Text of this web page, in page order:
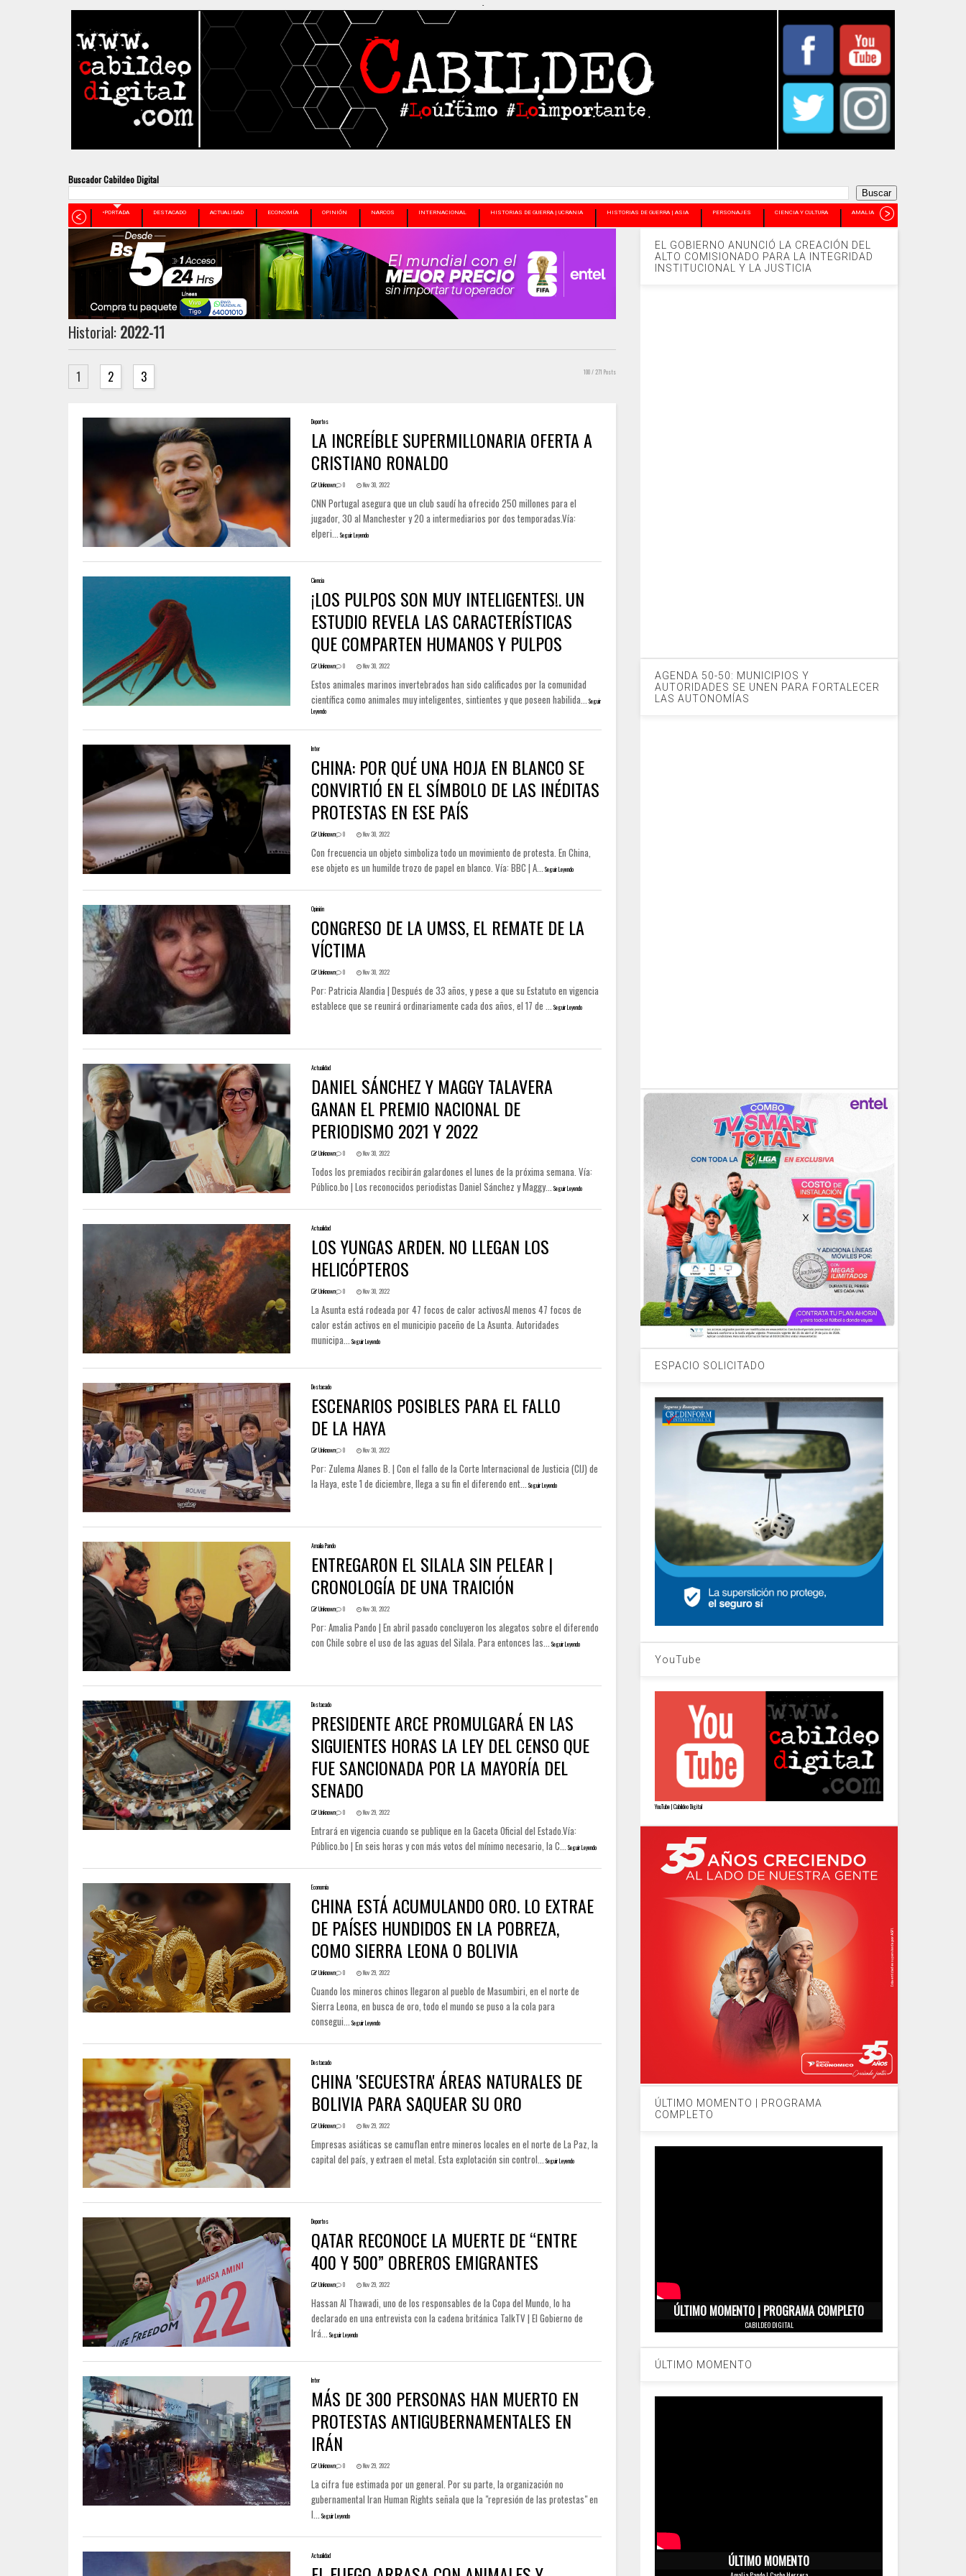
-
Buscador Cabildeo Digital
•PORTADA DESTACADO ACTUALIDAD ECONOMÍA OPINIÓN NARCOS INTERNACIONAL HISTORIAS DE GUERRA | UCRANIA HISTORIAS DE GUERRA | ASIA PERSONAJES CIENCIA Y CULTURA AMALIA PANDO
Historial: 2022-11
1 2 3 100/ 271 Posts
Deportes
LA INCREÍBLE SUPERMILLONARIA OFERTA A
CRISTIANO RONALDO
Unknown 0 Nov 30, 2022
CNN Portugal asegura que un club saudí ha ofrecido 250 millones para el
jugador, 30 al Manchester y 20 a intermediarios por dos temporadas.Vía:
elperi... Seguir Leyendo
Ciencia
¡LOS PULPOS SON MUY INTELIGENTES!. UN
ESTUDIO REVELA LAS CARACTERÍSTICAS
QUE COMPARTEN HUMANOS Y PULPOS
Unknown 0 Nov 30, 2022
Estos animales marinos invertebrados han sido calificados por la comunidad
científica como animales muy inteligentes, sintientes y que poseen habilida... Seguir
Leyendo
Inter
CHINA: POR QUÉ UNA HOJA EN BLANCO SE
CONVIRTIÓ EN EL SÍMBOLO DE LAS INÉDITAS
PROTESTAS EN ESE PAÍS
Unknown 0 Nov 30, 2022
Con frecuencia un objeto simboliza todo un movimiento de protesta. En China,
ese objeto es un humilde trozo de papel en blanco. Vía: BBC | A... Seguir Leyendo
Opinión
CONGRESO DE LA UMSS, EL REMATE DE LA
VÍCTIMA
Unknown 0 Nov 30, 2022
Por: Patricia Alandia | Después de 33 años, y pese a que su Estatuto en vigencia
establece que se reunirá ordinariamente cada dos años, el 17 de ... Seguir Leyendo
Actualidad
DANIEL SÁNCHEZ Y MAGGY TALAVERA
GANAN EL PREMIO NACIONAL DE
PERIODISMO 2021 Y 2022
Unknown 0 Nov 30, 2022
Todos los premiados recibirán galardones el lunes de la próxima semana. Vía:
Público.bo | Los reconocidos periodistas Daniel Sánchez y Maggy... Seguir Leyendo
Actualidad
LOS YUNGAS ARDEN. NO LLEGAN LOS
HELICÓPTEROS
Unknown 0 Nov 30, 2022
La Asunta está rodeada por 47 focos de calor activosAl menos 47 focos de
calor están activos en el municipio paceño de La Asunta. Autoridades
municipa... Seguir Leyendo
Destacado
ESCENARIOS POSIBLES PARA EL FALLO
DE LA HAYA
Unknown 0 Nov 30, 2022
Por: Zulema Alanes B. | Con el fallo de la Corte Internacional de Justicia (CIJ) de
la Haya, este 1 de diciembre, llega a su fin el diferendo ent... Seguir Leyendo
Amalia Pando
ENTREGARON EL SILALA SIN PELEAR |
CRONOLOGÍA DE UNA TRAICIÓN
Unknown 0 Nov 30, 2022
Por: Amalia Pando | En abril pasado concluyeron los alegatos sobre el diferendo
con Chile sobre el uso de las aguas del Silala. Para entonces las... Seguir Leyendo
Destacado
PRESIDENTE ARCE PROMULGARÁ EN LAS
SIGUIENTES HORAS LA LEY DEL CENSO QUE
FUE SANCIONADA POR LA MAYORÍA DEL
SENADO
Unknown 0 Nov 29, 2022
Entrará en vigencia cuando se publique en la Gaceta Oficial del Estado.Vía:
Público.bo | En seis horas y con más votos del mínimo necesario, la C... Seguir Leyendo
Economía
CHINA ESTÁ ACUMULANDO ORO. LO EXTRAE
DE PAÍSES HUNDIDOS EN LA POBREZA,
COMO SIERRA LEONA O BOLIVIA
Unknown 0 Nov 29, 2022
Cuando los mineros chinos llegaron al pueblo de Masumbiri, en el norte de
Sierra Leona, en busca de oro, todo el mundo se puso a la cola para
consegui... Seguir Leyendo
Destacado
CHINA 'SECUESTRA' ÁREAS NATURALES DE
BOLIVIA PARA SAQUEAR SU ORO
Unknown 0 Nov 29, 2022
Empresas asiáticas se camuflan entre mineros locales en el norte de La Paz, la
capital del país, y extraen el metal. Esta explotación sin control... Seguir Leyendo
Deportes
QATAR RECONOCE LA MUERTE DE “ENTRE
400 Y 500” OBREROS EMIGRANTES
Unknown 0 Nov 29, 2022
Hassan Al Thawadi, uno de los responsables de la Copa del Mundo, lo ha
declarado en una entrevista con la cadena británica TalkTV | El Gobierno de
Irá... Seguir Leyendo
Inter
MÁS DE 300 PERSONAS HAN MUERTO EN
PROTESTAS ANTIGUBERNAMENTALES EN
IRÁN
Unknown 0 Nov 29, 2022
La cifra fue estimada por un general. Por su parte, la organización no
gubernamental Iran Human Rights señala que la "represión de las protestas" en
l... Seguir Leyendo
Actualidad
EL GOBIERNO ANUNCIÓ LA CREACIÓN DEL
ALTO COMISIONADO PARA LA INTEGRIDAD
INSTITUCIONAL Y LA JUSTICIA
AGENDA 50-50: MUNICIPIOS Y
AUTORIDADES SE UNEN PARA FORTALECER
LAS AUTONOMÍAS
ESPACIO SOLICITADO
YouTube
YouTube | Cabildeo Digital
ÚLTIMO MOMENTO | PROGRAMA
COMPLETO
ÚLTIMO MOMENTO | PROGRAMA COMPLETO
CABILDEO DIGITAL
ÚLTIMO MOMENTO
ÚLTIMO MOMENTO